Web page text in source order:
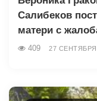
Салибеков
матери с
409 27